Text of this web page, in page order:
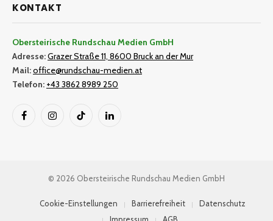
KONTAKT
Obersteirische Rundschau Medien GmbH
Adresse:Grazer Straße 11, 8600 Bruck an der Mur
Mail:office@rundschau-medien.at
Telefon: +43 3862 8989 250
FacebookInstagramTikTok LinkedIn
© 2026 Obersteirische Rundschau Medien GmbH
Cookie-Einstellungen Barrierefreiheit
Datenschutz
Impressum
AGB